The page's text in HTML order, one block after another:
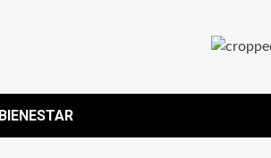
BIENESTAR